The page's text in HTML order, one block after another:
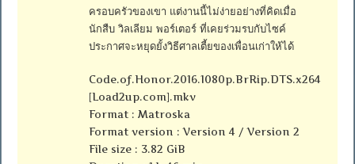
ครอบครัวของเขา แต่งานนี้ไม่ง่ายอย่างที่คิดเมื่อ
นักสืบ วิลเลียม พอร์เตอร์ ที่เคยร่วมรบกับไซค์
ประกาศจะหยุดยั้งวิธีศาลเตี้ยของเพื่อนเก่าให้ได้
Code.of.Honor.2016.1080p.BrRip.DTS.x264
[Load2up.com].mkv
Format : Matroska
Format version : Version 4 / Version 2
File size : 3.82 GiB